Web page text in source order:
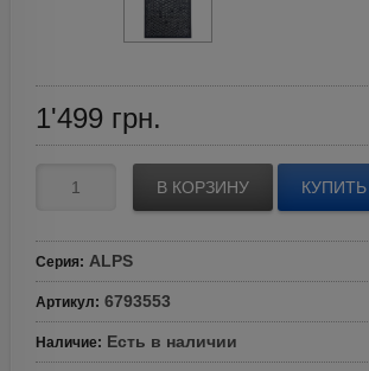
1'499 грн.
В КОРЗИНУ
Серия: ALPS
Артикул: 6793553
Наличие: Есть в наличии